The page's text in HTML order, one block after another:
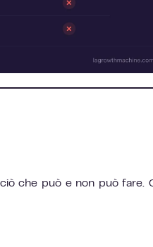
che può e non può fare.